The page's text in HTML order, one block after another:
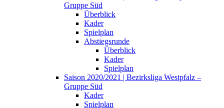
Gruppe Süd
Überblick
Kader
Spielplan
Abstiegsrunde
Überblick
Kader
Spielplan
Saison 2020/2021 | Bezirksliga Westpfalz –
Gruppe Süd
Kader
Spielplan